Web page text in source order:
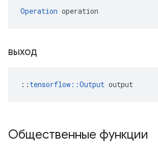
Operation operation
выход
:: tensorflow::Output output
Общественные функции